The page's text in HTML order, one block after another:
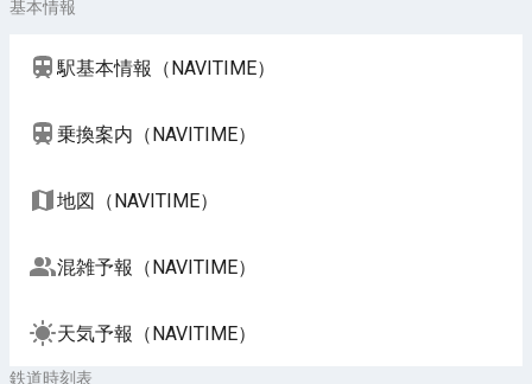
基本情報
駅基本情報（NAVITIME）
乗換案内（NAVITIME）
地図（NAVITIME）
混雑予報（NAVITIME）
天気予報（NAVITIME）
鉄道時刻表